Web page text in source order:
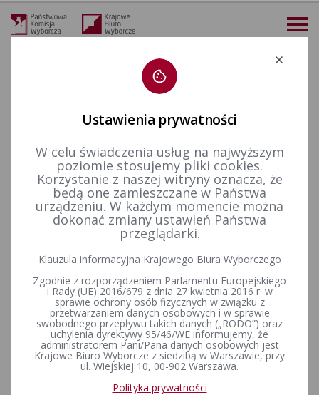
Deklaracja dostępności
więcej
Wybory i referenda Wybory do Sejmu i do Senatu Wybory uzupełniające do Senatu RP
Kadencja 2001-2005
Uchwała Państwowej Komisji Wyborczej z dnia 10 sierpnia 2004 r. w sprawie przyjęcia zawiadomienia pełnomocnika wyborczego o utworzeniu Komitetu Wyborczego Wyborców Józefa Heczko – Prawo, Rodzina, Ojczyzna oraz wydania wyjaśnień dla Komitetu Wyborcze
Uchwała Państwowej Komisji
Wyborczej z dnia 10 sierpnia
2004 r. w sprawie przyjęcia
zawiadomienia pełnomocnika
wyborczego o utworzeniu
Komitetu Wyborczego
Wyborców Józefa Heczko –
Ustawienia prywatności
W celu świadczenia usług na najwyższym
poziomie stosujemy pliki cookies.
Korzystanie z naszej witryny oznacza, że
będą one zamieszczane w Państwa
urządzeniu. W każdym momencie można
dokonać zmiany ustawień Państwa
przeglądarki.
Klauzula informacyjna Krajowego Biura Wyborczego
Zgodnie z rozporządzeniem Parlamentu Europejskiego
i Rady (UE) 2016/679 z dnia 27 kwietnia 2016 r. w
sprawie ochrony osób fizycznych w związku z
przetwarzaniem danych osobowych i w sprawie
swobodnego przepływu takich danych („RODO”) oraz
uchylenia dyrektywy 95/46/WE informujemy, że
administratorem Pani/Pana danych osobowych jest
Krajowe Biuro Wyborcze z siedzibą w Warszawie, przy
ul. Wiejskiej 10, 00-902 Warszawa.
Polityka prywatności